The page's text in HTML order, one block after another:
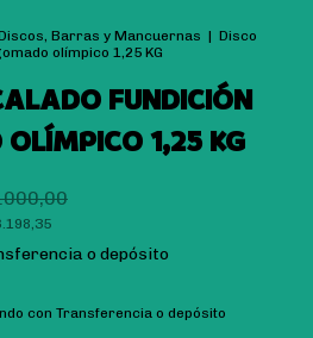
Barras y Mancuernas | Disco
olímpico 1,25 KG
FUNDICIÓN
1,25 KG
o depósito
con Transferencia o depósito